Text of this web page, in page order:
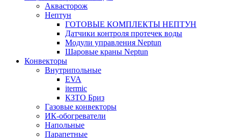
Аквасторож
Нептун
ГОТОВЫЕ КОМПЛЕКТЫ НЕПТУН
Датчики контроля протечек воды
Модули управления Neptun
Шаровые краны Neptun
Конвекторы
Внутрипольные
EVA
itermic
КЗТО Бриз
Газовые конвекторы
ИК-обогреватели
Напольные
Парапетные